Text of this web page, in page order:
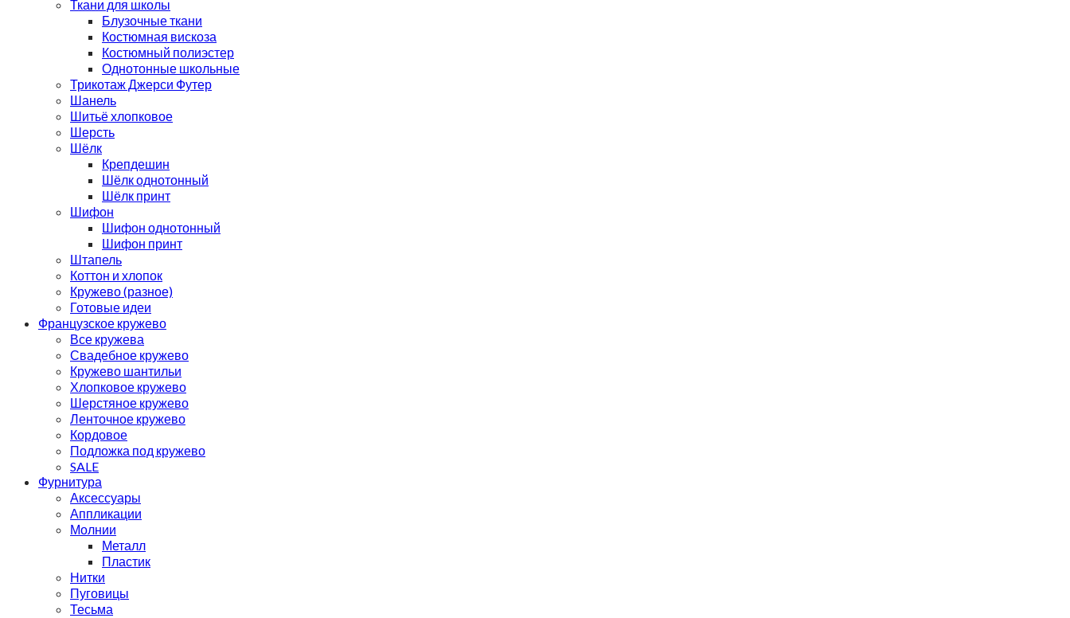
Ткани для школы
Блузочные ткани
Костюмная вискоза
Костюмный полиэстер
Однотонные школьные
Трикотаж Джерси Футер
Шанель
Шитьё хлопковое
Шерсть
Шёлк
Крепдешин
Шёлк однотонный
Шёлк принт
Шифон
Шифон однотонный
Шифон принт
Штапель
Коттон и хлопок
Кружево (разное)
Готовые идеи
Французское кружево
Все кружева
Свадебное кружево
Кружево шантильи
Хлопковое кружево
Шерстяное кружево
Ленточное кружево
Кордовое
Подложка под кружево
SALE
Фурнитура
Аксессуары
Аппликации
Молнии
Металл
Пластик
Нитки
Пуговицы
Тесьма